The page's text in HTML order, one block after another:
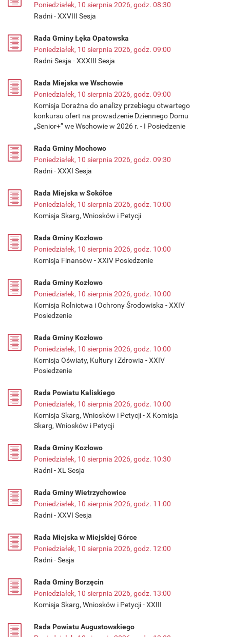
Poniedziałek, 10 sierpnia 2026, godz. 08:30
Radni - XXVIII Sesja
Rada Gminy Łęka Opatowska
Poniedziałek, 10 sierpnia 2026, godz. 09:00
Radni-Sesja - XXXIII Sesja
Rada Miejska we Wschowie
Poniedziałek, 10 sierpnia 2026, godz. 09:00
Komisja Doraźna do analizy przebiegu otwartego
konkursu ofert na prowadzenie Dziennego Domu
„Senior+” we Wschowie w 2026 r. - I Posiedzenie
Rada Gminy Mochowo
Poniedziałek, 10 sierpnia 2026, godz. 09:30
Radni - XXXI Sesja
Rada Miejska w Sokółce
Poniedziałek, 10 sierpnia 2026, godz. 10:00
Komisja Skarg, Wniosków i Petycji
Rada Gminy Kozłowo
Poniedziałek, 10 sierpnia 2026, godz. 10:00
Komisja Finansów - XXIV Posiedzenie
Rada Gminy Kozłowo
Poniedziałek, 10 sierpnia 2026, godz. 10:00
Komisja Rolnictwa i Ochrony Środowiska - XXIV
Posiedzenie
Rada Gminy Kozłowo
Poniedziałek, 10 sierpnia 2026, godz. 10:00
Komisja Oświaty, Kultury i Zdrowia - XXIV
Posiedzenie
Rada Powiatu Kaliskiego
Poniedziałek, 10 sierpnia 2026, godz. 10:00
Komisja Skarg, Wniosków i Petycji - X Komisja
Skarg, Wniosków i Petycji
Rada Gminy Kozłowo
Poniedziałek, 10 sierpnia 2026, godz. 10:30
Radni - XL Sesja
Rada Gminy Wietrzychowice
Poniedziałek, 10 sierpnia 2026, godz. 11:00
Radni - XXVI Sesja
Rada Miejska w Miejskiej Górce
Poniedziałek, 10 sierpnia 2026, godz. 12:00
Radni - Sesja
Rada Gminy Borzęcin
Poniedziałek, 10 sierpnia 2026, godz. 13:00
Komisja Skarg, Wniosków i Petycji - XXIII
Rada Powiatu Augustowskiego